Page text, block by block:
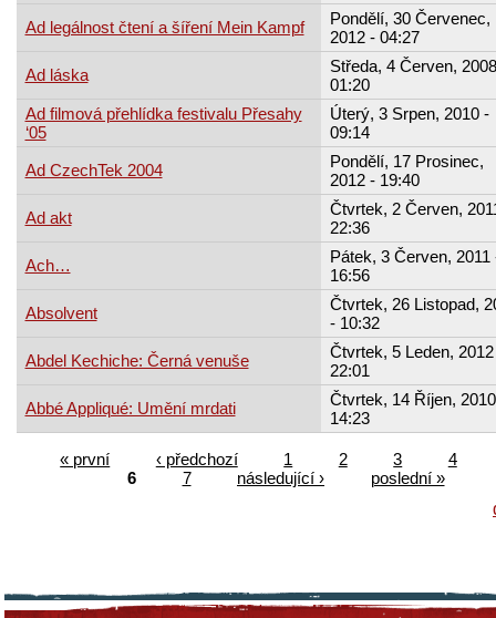
Ad legálnost čtení a šíření Mein Kampf
Pondělí, 30 Červenec,
2012 - 04:27
Ad láska
Středa, 4 Červen,
01:20
Ad filmová přehlídka festivalu Přesahy
‘05
Úterý, 3 Srpen, 2010 -
09:14
Ad CzechTek 2004
Pondělí, 17 Prosinec,
2012 - 19:40
Ad akt
Čtvrtek, 2 Červen,
22:36
Ach…
Pátek, 3 Červen, 2011
16:56
Absolvent
Čtvrtek, 26 Listopad,
- 10:32
Abdel Kechiche: Černá venuše
Čtvrtek, 5 Leden,
22:01
Abbé Appliqué: Umění mrdati
Čtvrtek, 14 Říjen,
14:23
« první ‹ předchozí 1 2 3
4
6
7 následující ›
poslední »